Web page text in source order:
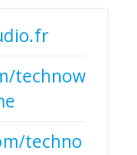
technow
techno